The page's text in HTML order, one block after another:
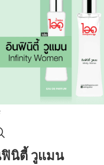
นิตี้ วูแมน